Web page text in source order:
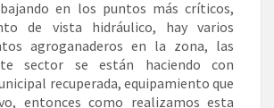
en los puntos más críticos,
de vista hidráulico, hay varios
agroganaderos en la zona, las
sector se están haciendo con
recuperada, equipamiento que
entonces como realizamos esta